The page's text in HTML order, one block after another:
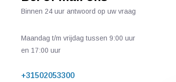
Binnen 24 uur antwoord op uw vraag
Maandag t/m vrijdag tussen 9:00 uur
en 17:00 uur
+31502053300